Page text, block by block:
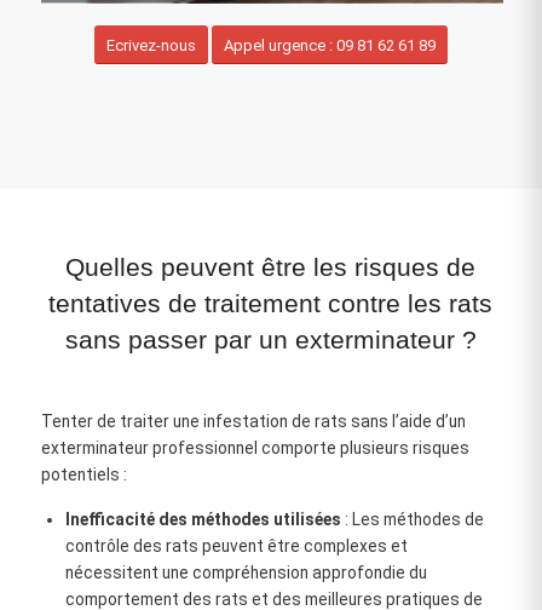
Ecrivez-nous Appel urgence : 09 81 62 61 89
Quelles peuvent être les risques de
tentatives de traitement contre les rats
sans passer par un exterminateur ?
Tenter de traiter une infestation de rats sans l’aide d’un
exterminateur professionnel comporte plusieurs risques
potentiels :
Inefficacité des méthodes utilisées : Les méthodes de
contrôle des rats peuvent être complexes et
nécessitent une compréhension approfondie du
comportement des rats et des meilleures pratiques de